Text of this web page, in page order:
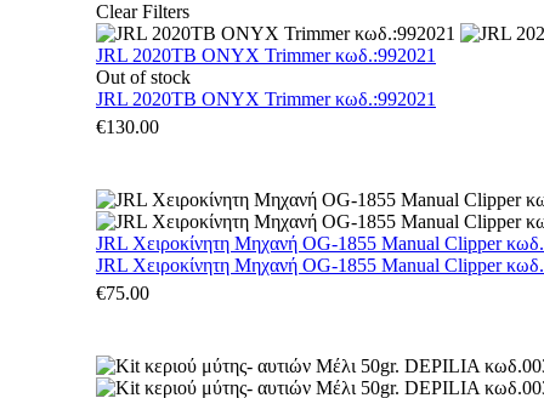
Clear Filters
JRL 2020TB ONYX Trimmer κωδ.:992021
Out of stock
JRL 2020TB ONYX Trimmer κωδ.:992021
€130.00
JRL Χειροκίνητη Μηχανή OG-1855 Manual Clipper
JRL Χειροκίνητη Μηχανή OG-1855 Manual Clipper
€75.00